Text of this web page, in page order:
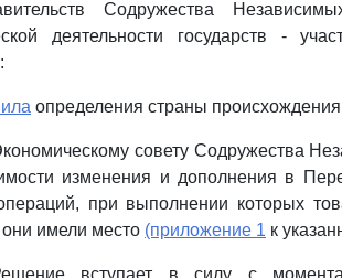
Содружества
деятельности государств -
определения страны
совету Содружества
изменения и дополнения в
при выполнении которых
имели место (приложение 1 к
вступает в силу с